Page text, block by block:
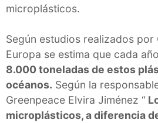
microplásticos.
Según estudios realizados por
Europa se estima que cada
8.000 toneladas de estos
océanos. Según la
Greenpeace Elvira Jiménez “
microplásticos, a diferencia